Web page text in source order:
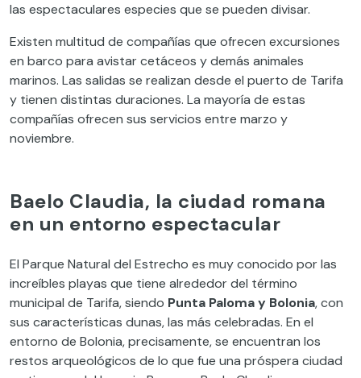
las espectaculares especies que se pueden divisar.
Existen multitud de compañías que ofrecen excursiones
en barco para avistar cetáceos y demás animales
marinos. Las salidas se realizan desde el puerto de Tarifa
y tienen distintas duraciones. La mayoría de estas
compañías ofrecen sus servicios entre marzo y
noviembre.
Baelo Claudia, la ciudad romana
en un entorno espectacular
El Parque Natural del Estrecho es muy conocido por las
increíbles playas que tiene alrededor del término
municipal de Tarifa, siendo Punta Paloma y Bolonia, con
sus características dunas, las más celebradas. En el
entorno de Bolonia, precisamente, se encuentran los
restos arqueológicos de lo que fue una próspera ciudad